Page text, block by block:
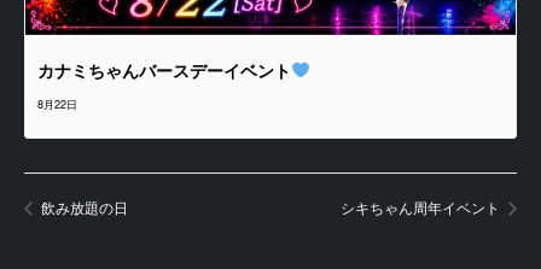
カナミちゃんバースデーイベント
8月22日
飲み放題の日 シキちゃん周年イベント